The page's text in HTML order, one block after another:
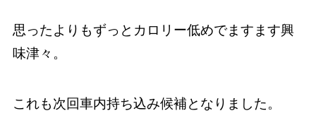
思ったよりもずっとカロリー低めでますます興
味津々。
これも次回車内持ち込み候補となりました。